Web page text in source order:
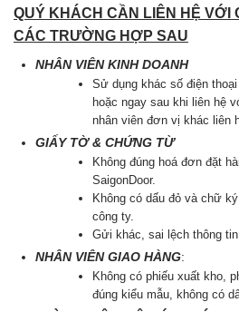
QUÝ KHÁCH CẦN LIÊN HỆ VỚI
CÁC TRƯỜNG HỢP SAU
NHÂN VIÊN KINH DOANH
Sử dụng khác số điện
hoặc ngay sau khi liên hệ
nhân viên đơn vị khác liên
GIẤY TỜ & CHỨNG TỪ
Không đúng hoá đơn đặt
SaigonDoor.
Không có dấu đỏ và chữ
công ty.
Gửi khác, sai lệch thông
NHÂN VIÊN GIAO HÀNG:
Không có phiếu xuất kho,
đúng kiểu mẫu, không có